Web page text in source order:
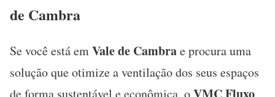
de Cambra
Se você está emVale de Cambrae procura uma
solução que otimize a ventilação dos seus espaços
de forma sustentável e econômica, o